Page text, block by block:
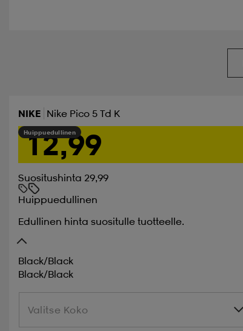
NIKE Nike Pico 5 Td K
Huippuedullinen
12,99
Suositushinta 29,99
Huippuedullinen
Edullinen hinta suositulle tuotteelle.
Black/black
Black/black
Valitse Koko
Valitse Koko